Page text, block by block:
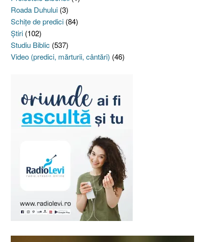
Roada Duhului (3)
Schiţe de predici (84)
Ştiri (102)
Studiu Biblic (537)
Video (predici, mărturii, cântări) (46)